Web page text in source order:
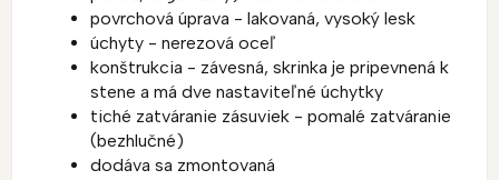
povrchová úprava - lakovaná, vysoký lesk
úchyty - nerezová oceľ
konštrukcia - závesná, skrinka je pripevnená k
stene a má dve nastaviteľné úchytky
tiché zatváranie zásuviek - pomalé zatváranie
(bezhlučné)
dodáva sa zmontovaná